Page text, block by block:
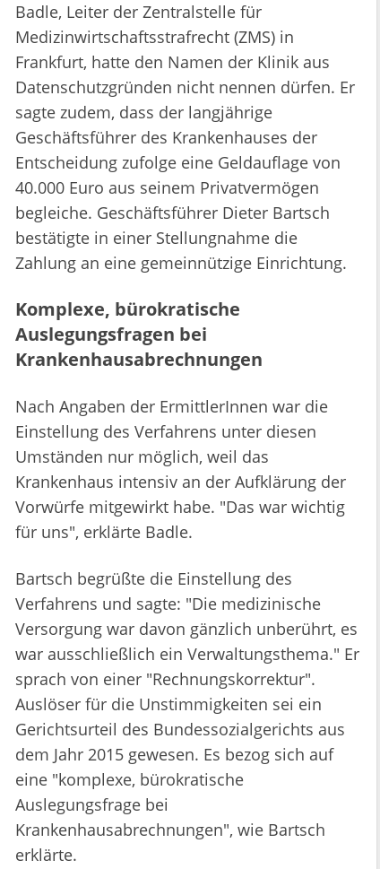
Badle, Leiter der Zentralstelle für
Medizinwirtschaftsstrafrecht (ZMS) in
Frankfurt, hatte den Namen der Klinik aus
Datenschutzgründen nicht nennen dürfen. Er
sagte zudem, dass der langjährige
Geschäftsführer des Krankenhauses der
Entscheidung zufolge eine Geldauflage von
40.000 Euro aus seinem Privatvermögen
begleiche. Geschäftsführer Dieter Bartsch
bestätigte in einer Stellungnahme die
Zahlung an eine gemeinnützige Einrichtung.
Komplexe, bürokratische
Auslegungsfragen bei
Krankenhausabrechnungen
Nach Angaben der ErmittlerInnen war die
Einstellung des Verfahrens unter diesen
Umständen nur möglich, weil das
Krankenhaus intensiv an der Aufklärung der
Vorwürfe mitgewirkt habe. "Das war wichtig
für uns", erklärte Badle.
Bartsch begrüßte die Einstellung des
Verfahrens und sagte: "Die medizinische
Versorgung war davon gänzlich unberührt, es
war ausschließlich ein Verwaltungsthema." Er
sprach von einer "Rechnungskorrektur".
Auslöser für die Unstimmigkeiten sei ein
Gerichtsurteil des Bundessozialgerichts aus
dem Jahr 2015 gewesen. Es bezog sich auf
eine "komplexe, bürokratische
Auslegungsfrage bei
Krankenhausabrechnungen", wie Bartsch
erklärte.